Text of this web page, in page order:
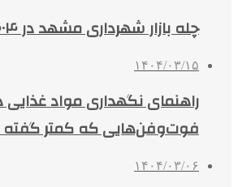
چله بازار شهرداری مشهد در ۱۴۰۴ برگزار میشود ؟
۱۴۰۴/۰۳/۱۵
راهنمای نگهداری مواد غذایی
فوت‌وفن‌هایی که کمتر گفته
۱۴۰۴/۰۳/۰۶